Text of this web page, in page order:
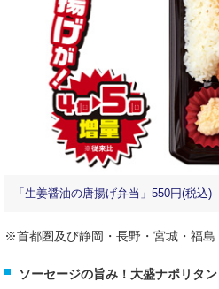
「生姜醤油の唐揚げ弁当」550円(税込)
※首都圏及び静岡・長野・宮城・福島
ソーセージの旨み！大盛ナポリタン